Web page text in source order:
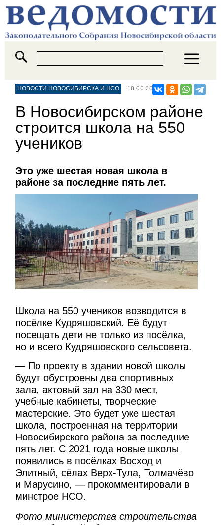
НОВОСТИ НОВОСИБИРСКА И НСО 18.06.26
В Новосибирском районе
строится школа на 550
учеников
Это уже шестая новая школа в
районе за последние пять лет.
Школа на 550 учеников возводится в
посёлке Кудряшовский. Её будут
посещать дети не только из посёлка,
но и всего Кудряшовского сельсовета.
— По проекту в здании новой школы
будут обустроены два спортивных
зала, актовый зал на 330 мест,
учебные кабинеты, творческие
мастерские. Это будет уже шестая
школа, построенная на территории
Новосибирского района за последние
пять лет. С 2021 года новые школы
появились в посёлках Восход и
Элитный, сёлах Верх-Тула, Толмачёво
и Марусино, — прокомментировали в
минстрое НСО.
Фото министерства строительства